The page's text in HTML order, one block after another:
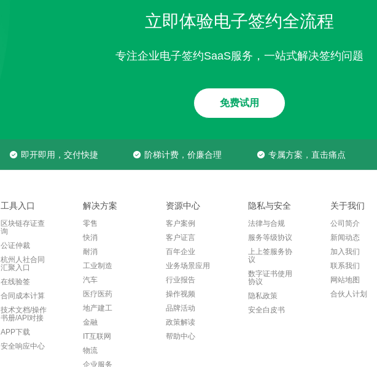
立即体验电子签约全流程
专注企业电子签约SaaS服务，一站式解决签约问题
免费试用
即开即用，交付快捷 阶梯计费，价廉合理 专属方案，直击痛点
工具入口
区块链存证查
询
公证仲裁
杭州人社合同
汇聚入口
在线验签
合同成本计算
技术文档/操作
书册/API对接
APP下载
安全响应中心
解决方案
零售
快消
耐消
工业制造
汽车
医疗医药
地产建工
金融
IT互联网
物流
企业服务
资源中心
客户案例
客户证言
百年企业
业务场景应用
行业报告
操作视频
品牌活动
政策解读
帮助中心
隐私与安全
法律与合规
服务等级协议
上上签服务协
议
数字证书使用
协议
隐私政策
安全白皮书
关于我们
公司简介
新闻动态
加入我们
联系我们
网站地图
合伙人计划